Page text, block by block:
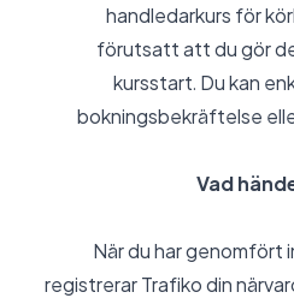
handledarkurs för
förutsatt att du gör
kursstart. Du kan
bokningsbekräftelse
Vad
När du har
registrerar Trafiko din